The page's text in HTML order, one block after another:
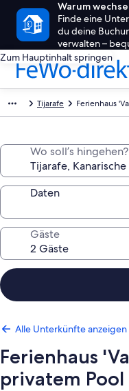
Warum
Finde eine
du deine
verwalten –
Zum Hauptinhalt springen
Tijarafe Ferienhaus
Wo soll’s hingehen?
Daten
Gäste
Alle Unterkünfte anzeigen
Ferienhaus
privatem Pool